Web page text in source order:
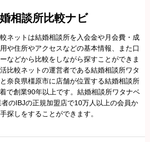
相談所比較ナビ
ネットは結婚相談所を入会金や月会費・成
や住所やアクセスなどの基本情報、また口
などから比較をしながら探すことができま
比較ネットの運営者である結婚相談所ワタ
奈良県橿原市に店舗が位置する結婚相談所
で創業90年以上です。結婚相談所ワタナベ
のIBJの正規加盟店で10万人以上の会員か
探しをすることができます。